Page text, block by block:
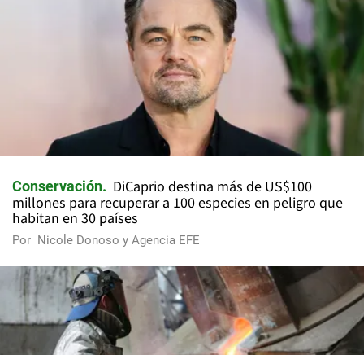
Conservación
DiCaprio destina más de US$100
millones para recuperar a 100 especies en peligro que
habitan en 30 países
Por Nicole Donoso y Agencia EFE